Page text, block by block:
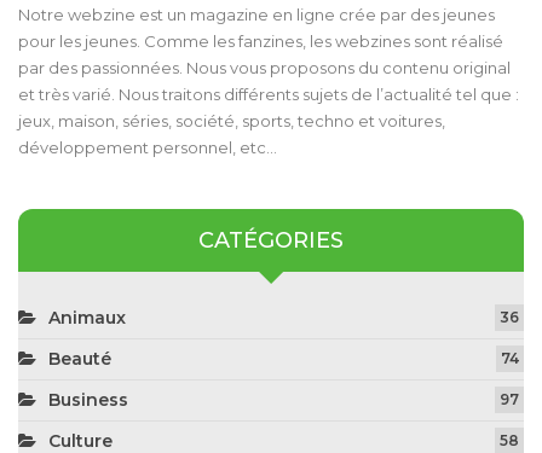
Notre webzine est un magazine en ligne crée par des jeunes
pour les jeunes. Comme les fanzines, les webzines sont réalisé
par des passionnées. Nous vous proposons du contenu original
et très varié. Nous traitons différents sujets de l’actualité tel que :
jeux, maison, séries, société, sports, techno et voitures,
développement personnel, etc…
CATÉGORIES
Animaux 36
Beauté 74
Business 97
Culture 58